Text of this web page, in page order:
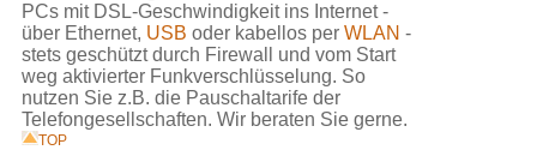
PCs mit DSL-Geschwindigkeit ins Internet -
über Ethernet, USB oder kabellos perWLAN -
stets geschützt durch Firewall und vom Start
weg aktivierter Funkverschlüsselung. So
nutzen Sie z.B. die Pauschaltarife der
Telefongesellschaften. Wir beraten Sie gerne.
TOP